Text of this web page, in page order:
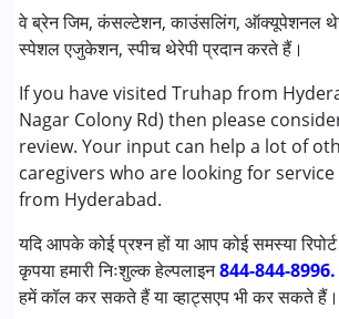
वे ब्रेन जिम, कंसल्टेशन, काउंसलिंग, ऑक्यूपेशनल
स्पेशल एजुकेशन, स्पीच थेरेपी प्रदान करते हैं।
If you have visited Truhap from
Nagar Colony Rd) then please
review. Your input can help a lot of
caregivers who are looking for
from Hyderabad.
यदि आपके कोई प्रश्न हों या आप कोई समस्या
कृपया हमारी निःशुल्क हेल्पलाइन844-844-8996.
हमें कॉल कर सकते हैं या व्हाट्सएप भी कर सकते हैं।
परामर्श
काउंसिलिंग
ऑक्यूपेशनल थेरेपी
रेमेडियल एजुकेशन
स्पेशल एजुकेशन
स्पीच थेरेपी
निम्नलिखित विकलांगता संबंधित सेवाएं उपलब्ध :
ऑटिज्म स्पेक्ट्रम डिसऑर्डर (ए एस डी )
सेरब्रल पाल्सी (सी पी )
डाउन सिंड्रोम (डी एस )